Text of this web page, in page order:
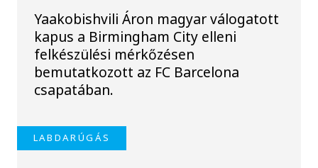
Yaakobishvili Áron magyar válogatott
kapus a Birmingham City elleni
felkészülési mérkőzésen
bemutatkozott az FC Barcelona
csapatában.
LABDARÚGÁS